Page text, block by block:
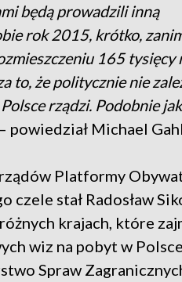
będą prowadzili inną
rok 2015, krótko, zanim
165
to, że politycznie nie
rządzi. Podobnie
powiedział Michael
Platformy
czele stał Radosław
krajach, które
wiz na pobyt w
Spraw